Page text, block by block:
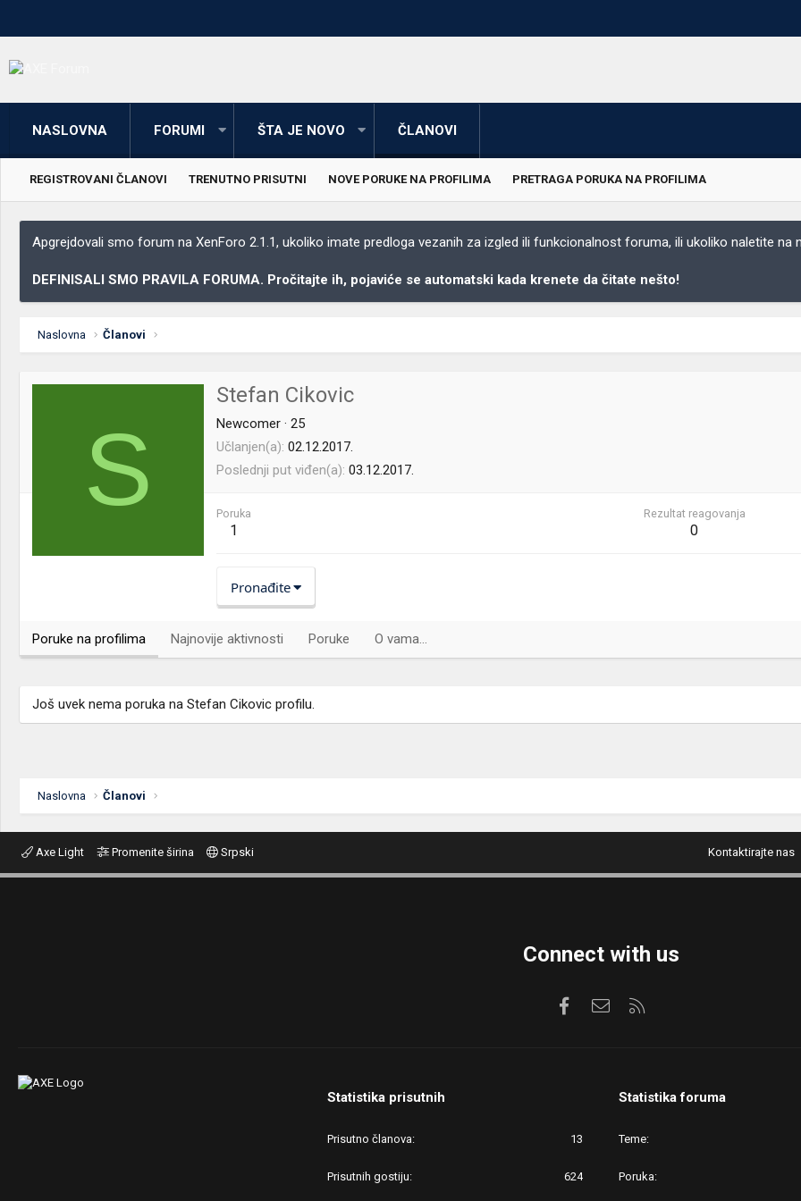
NASLOVNA FORUMI ŠTA JE NOVO ČLANOVI
REGISTROVANI ČLANOVI TRENUTNO PRISUTNI NOVE PORUKE NA PROFILIMA PRETRAGA PORUKA NA PROFILIMA
Apgrejdovali smo forum na XenForo 2.1.1, ukoliko imate predloga vezanih za izgled ili funkcionalnost foruma, ili ukoliko naletite na
DEFINISALI SMO PRAVILA FORUMA. Pročitajte ih, pojaviće se automatski kada krenete da čitate nešto!
Naslovna Članovi
S
Stefan Cikovic
Newcomer · 25
Učlanjen(a) 02.12.2017.
Poslednji put viđen(a) 03.12.2017.
Poruka
1
Rezultat reagovanja
0
Pronađite
Poruke na profilima Najnovije aktivnosti Poruke O vama...
Još uvek nema poruka na Stefan Cikovic profilu.
Naslovna Članovi
Axe Light Promenite širina Srpski Kontaktirajte nas
Connect with us
FacebookKontaktirajte nas
Statistika prisutnih
Prisutno članova 13
Prisutnih gostiju 624
Statistika foruma
Teme
Poruka